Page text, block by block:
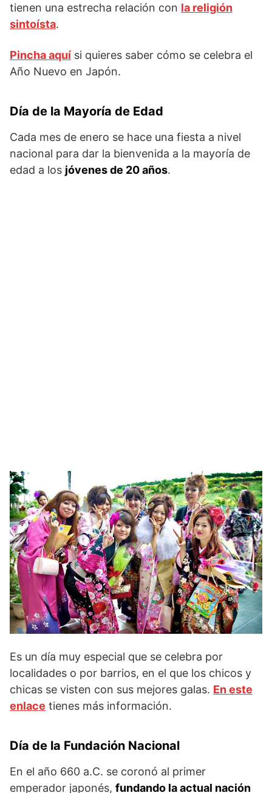
tienen una estrecha relación con la religión
sintoísta.
Pincha aquí si quieres saber cómo se celebra el
Año Nuevo en Japón.
Día de la Mayoría de Edad
Cada mes de enero se hace una fiesta a nivel
nacional para dar la bienvenida a la mayoría de
edad a los jóvenes de 20 años.
Es un día muy especial que se celebra por
localidades o por barrios, en el que los chicos y
chicas se visten con sus mejores galas. En este
enlace tienes más información.
Día de la Fundación Nacional
En el año 660 a.C. se coronó al primer
emperador japonés, fundando la actual nación